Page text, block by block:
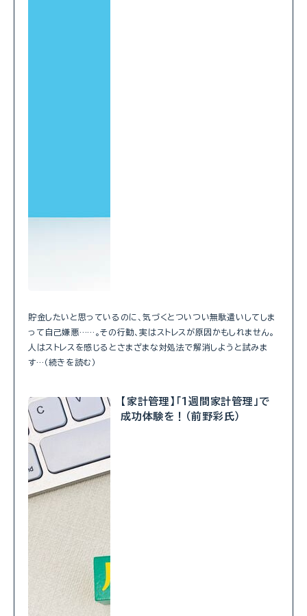
貯金したいと思っているのに、気づくとついつい無駄遣いしてしま
って自己嫌悪……。その行動、実はストレスが原因かもしれません。
人はストレスを感じるとさまざまな対処法で解消しようと試みま
す…（続きを読む）
【家計管理】「1週間家計管理」で
成功体験を！（前野彩氏）